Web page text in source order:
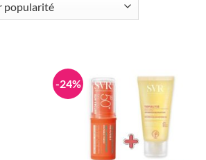
-24%